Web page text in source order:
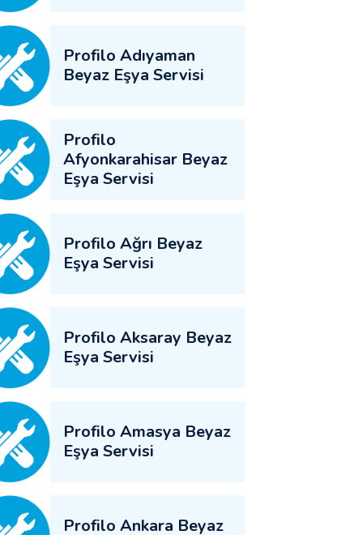
Profilo Adıyaman
Beyaz Eşya Servisi
Profilo
Afyonkarahisar Beyaz
Eşya Servisi
Profilo Ağrı Beyaz
Eşya Servisi
Profilo Aksaray Beyaz
Eşya Servisi
Profilo Amasya Beyaz
Eşya Servisi
Profilo Ankara Beyaz